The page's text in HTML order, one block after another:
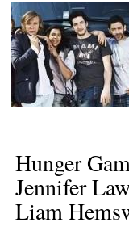
Hunger
Jennifer
Liam